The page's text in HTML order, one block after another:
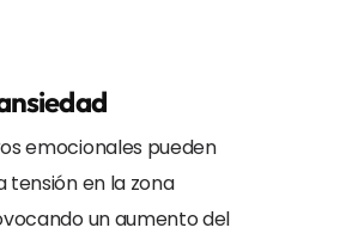
emocionales pueden
tensión en la zona
un aumento del